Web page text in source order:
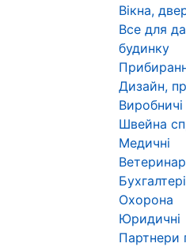
Вікна,
Все для
будинку
Дизайн,
Виробничі
Швейна
Медичні
Охорона
Юридичні
Партнери